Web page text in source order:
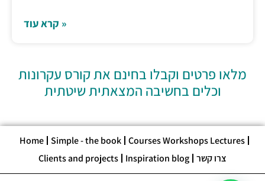
קרא עוד »
מלאו פרטים וקבלו בחינם את קורס עקרונות
וכלים בחשיבה המצאתית שיטתית
Home Simple - the book Courses Workshops Lectures
Clients and projects
Inspiration blog צרו קשר